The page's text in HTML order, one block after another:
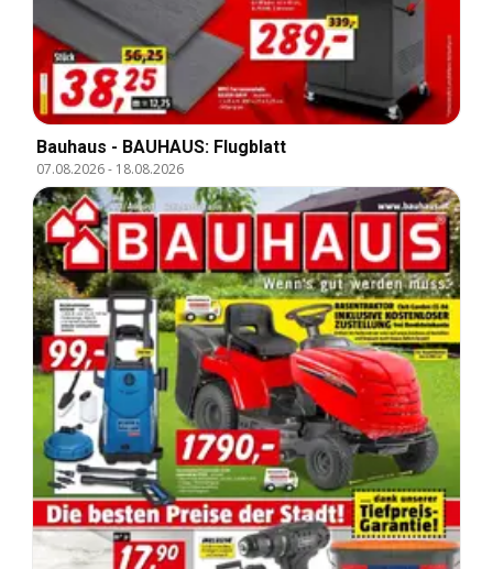
Bauhaus - BAUHAUS: Flugblatt
07.08.2026- 18.08.2026